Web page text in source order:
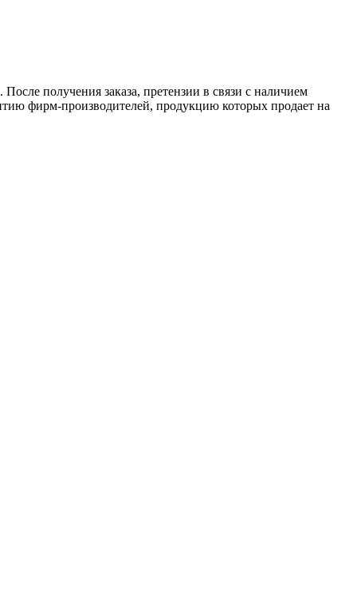
получения заказа, претензии в связи с наличием
фирм-производителей, продукцию которых продает на